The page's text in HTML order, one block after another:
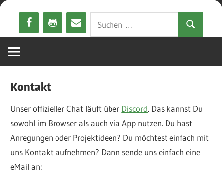
Zum
springen
Suchen
Kontakt
Unser offizieller Chat läuft über Discord. Das kannst Du
sowohl im Browser als auch via App nutzen. Du hast
Anregungen oder Projektideen? Du möchtest einfach mit
uns Kontakt aufnehmen? Dann sende uns einfach eine
eMail an: